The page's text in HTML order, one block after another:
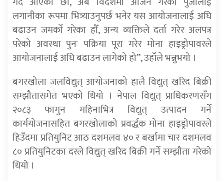
लगानीका रूपमा भित्र्याउनुपर्छ भनेर यस आयोजनालाई अघि
बढाउन जमर्को गरेका हौँ, अन्य व्यक्तिले दर्ता गरेर अलपत्र
परेको अवस्था पुनः पक्रिया पूरा गरेर मोना हाइड्रोपावरले
आयोजनालाई अघि बढाउन लागेको हो”, उहाँले भन्नुभयो ।
बगरखोला जलविद्युत् आयोजनाको हालै विद्युत् खरिद बिक्री
सम्झौतासमेत भएको थियो । नेपाल विद्युत् प्राधिकरणसँग
२०८३ फागुन महिनाभित्र विद्युत् उत्पादन गर्ने
कार्ययोजनासहित बगरखोलाको प्रवर्द्धक मोना हाइड्रोपावरले
हिउँदमा प्रतियुनिट आठ दशमलव ४० र बर्खामा चार दशमलव
८० प्रतियुनिटका दरले विद्युत् खरिद बिक्री गर्ने सम्झौता गरेको
थियो ।